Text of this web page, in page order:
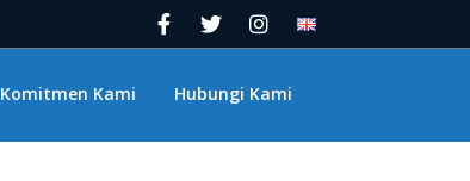
Komitmen Kami Hubungi Kami